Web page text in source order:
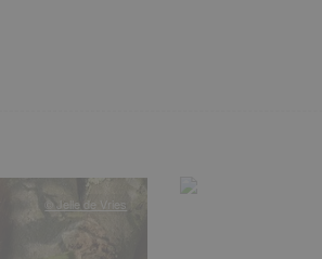
© Jelle de Vries